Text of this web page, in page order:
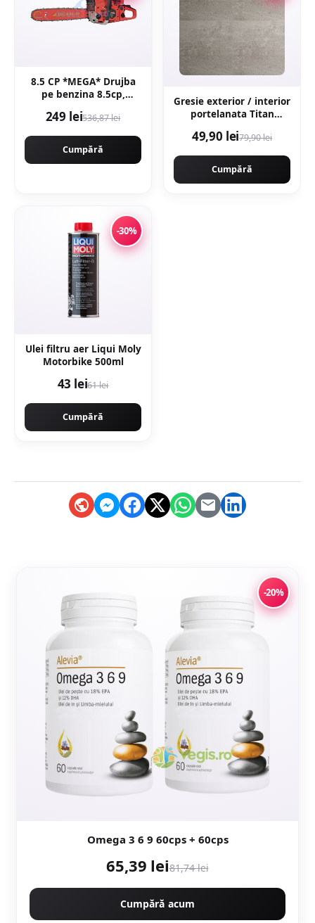
8.5 CP *MEGA* Drujba
pe benzina 8.5cp,
400mm, MOTOYAMA
249 lei536,87 lei
Cumpără
Gresie exterior / interior
portelanata Titan
mata rectificata aspect
49,90 lei79,90 lei
Cumpără
-30%
Ulei filtru aer Liqui Moly
Motorbike 500ml
43 lei61 lei
Cumpără
-20%
Omega 3 6 9 60cps + 60cps
65,39 lei81,74 lei
Cumpără acum